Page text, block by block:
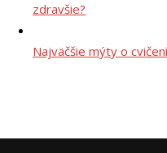
zdravšie?
Najväčšie mýty o